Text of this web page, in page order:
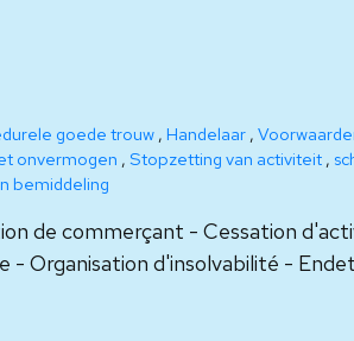
goede trouw, Handelaar,
onvermogen , Stopzetting van activiteit,
bemiddeling
de commerçant - Cessation
- Organisation d'insolvabilité -